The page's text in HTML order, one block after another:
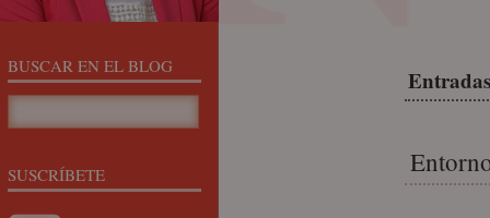
BUSCAR EN EL BLOG
SUSCRÍBETE